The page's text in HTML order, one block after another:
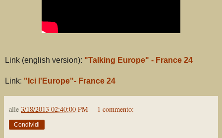
Link (english version): "Talking Europe" - France 24
Link: "Ici l'Europe"- France 24
alle 3/18/2013 02:40:00 PM 1 commento:
Condividi